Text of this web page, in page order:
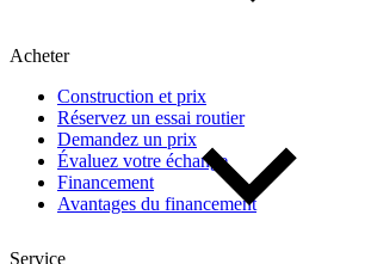
Acheter
Construction et prix
Réservez un essai routier
Demandez un prix
Évaluez votre échange
Financement
Avantages du financement
Service